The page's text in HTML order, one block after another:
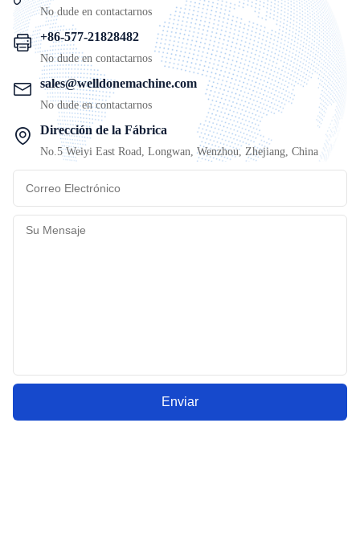
No dude en contactarnos
+86-577-21828482
No dude en contactarnos
sales@welldonemachine.com
No dude en contactarnos
Dirección de la Fábrica
No.5 Weiyi East Road, Longwan, Wenzhou, Zhejiang, China
Enviar